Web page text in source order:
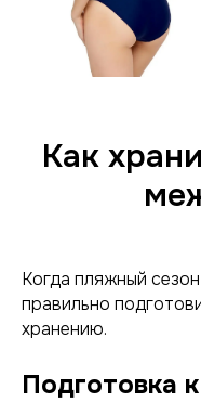
Как
Когда пляжный
правильно
хранению.
Подготовка